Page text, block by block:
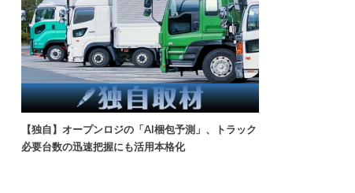
【独自】オープンロジの「AI梱包予測」、トラック
必要台数の迅速把握にも活用本格化